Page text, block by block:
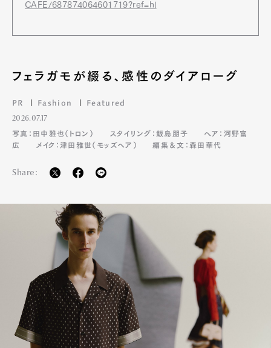
CAFE/687874064601719?ref=hl
フェラガモが綴る、感性のダイアローグ
PR Fashion Featured
2026.07.17
写真：田中雅也（トロン）
スタイリング：飯島朋子
ヘア：河野富
広
メイク：津田雅世（モッズヘア） 編集＆文：森田華代
Share: